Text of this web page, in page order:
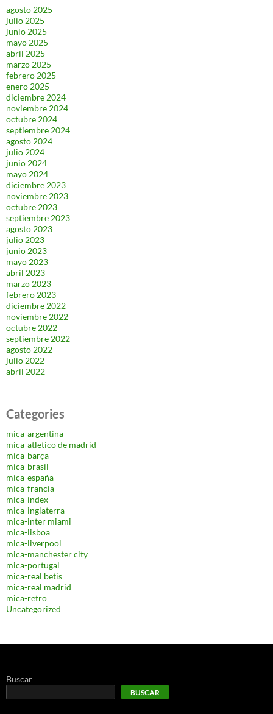
agosto 2025
julio 2025
junio 2025
mayo 2025
abril 2025
marzo 2025
febrero 2025
enero 2025
diciembre 2024
noviembre 2024
octubre 2024
septiembre 2024
agosto 2024
julio 2024
junio 2024
mayo 2024
diciembre 2023
noviembre 2023
octubre 2023
septiembre 2023
agosto 2023
julio 2023
junio 2023
mayo 2023
abril 2023
marzo 2023
febrero 2023
diciembre 2022
noviembre 2022
octubre 2022
septiembre 2022
agosto 2022
julio 2022
abril 2022
Categories
mica-argentina
mica-atletico de madrid
mica-barça
mica-brasil
mica-españa
mica-francia
mica-index
mica-inglaterra
mica-inter miami
mica-lisboa
mica-liverpool
mica-manchester city
mica-portugal
mica-real betis
mica-real madrid
mica-retro
Uncategorized
Buscar
BUSCAR